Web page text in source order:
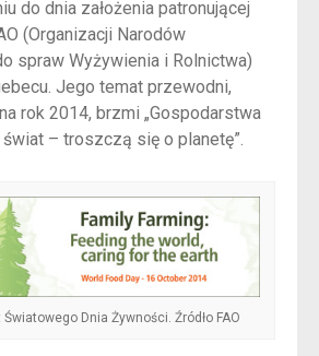
do dnia założenia patronującej
(Organizacji Narodów
spraw Wyżywienia i Rolnictwa)
Jego temat przewodni,
rok 2014, brzmi „Gospodarstwa
– troszczą się o planetę”.
Dnia Żywności. Źródło FAO